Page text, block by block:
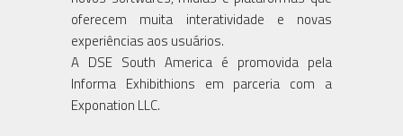
oferecem muita interatividade e novas
experiências aos usuários.
A DSE South America é promovida pela
Informa Exhibithions em parceria com a
Exponation LLC.